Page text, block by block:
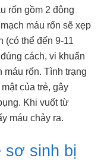
rốn gồm 2 động
máu rốn sẽ xẹp
(có thể đến 9-11
cách, vi khuẩn
máu rốn. Tình trạng
của trẻ, gây
Khi vuốt từ
máu chảy ra.
sơ sinh bị